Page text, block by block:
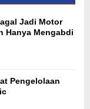
Jadi Motor
Hanya Mengabdi
Pengelolaan